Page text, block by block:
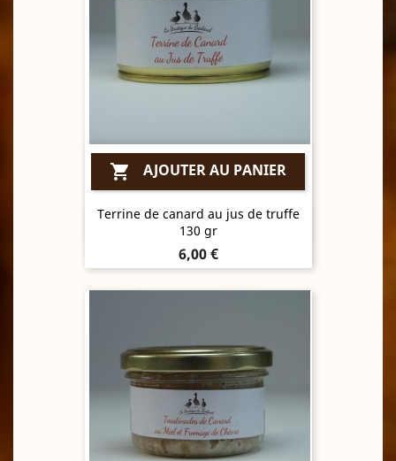
 AJOUTER AU PANIER
Terrine de canard au jus de truffe
130 gr
Prix
6,00 €
 Aperçu rapide